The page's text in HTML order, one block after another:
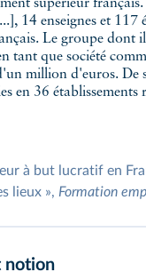
à but lucratif en
lieux », Formation
notion